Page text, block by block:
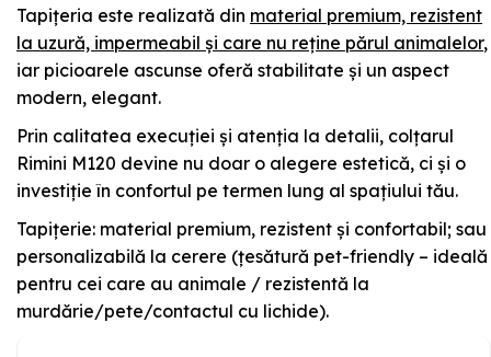
Tapițeria este realizată din material premium, rezistent
la uzură, impermeabil și care nu reține părul animalelor,
iar picioarele ascunse oferă stabilitate și un aspect
modern, elegant.
Prin calitatea execuției și atenția la detalii, colțarul
Rimini M120 devine nu doar o alegere estetică, ci și o
investiție în confortul pe termen lung al spațiului tău.
Tapițerie: material premium, rezistent și confortabil; sau
personalizabilă la cerere (țesătură pet-friendly – ideală
pentru cei care au animale / rezistentă la
murdărie/pete/contactul cu lichide).